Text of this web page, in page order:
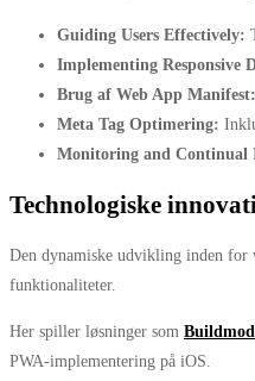
Guiding Users Effectively:
Implementing Responsive
Brug af Web App Manifest:
Meta Tag Optimering:
Monitoring and Continual
Technologiske
Den dynamiske udvikling inden for
funktionaliteter.
Her spiller løsninger som
PWA-implementering på iOS.